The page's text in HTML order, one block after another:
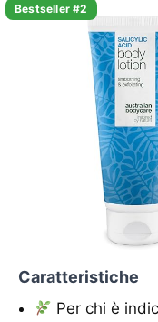
Bestseller #2
Caratteristiche
Per chi è